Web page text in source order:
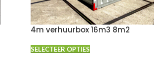
4m verhuurbox 16m3 8m2
SELECTEER OPTIES